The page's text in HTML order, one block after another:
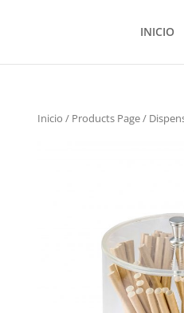
INICIO
Inicio / Products Page/